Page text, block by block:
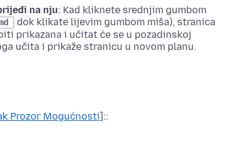
na nju: Kad kliknete srednjim gumbom
dok klikate lijevim gumbom miša), stranica
prikazana i učitat će se u pozadinskoj
učita i prikaže stranicu u novom planu.
Prozor Mogućnosti]::